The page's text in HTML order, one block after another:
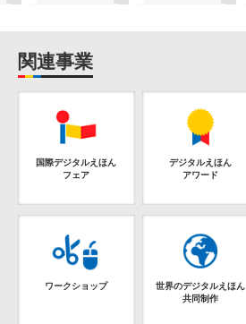
関連事業
国際デジタルえほん
フェア
デジタルえほん
アワード
ワークショップ
世界のデジタルえほん
共同制作